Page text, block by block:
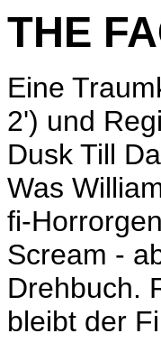
THE
Eine
2') und
Dusk Till
Was
fi-
Scream -
Drehbuch.
bleibt der